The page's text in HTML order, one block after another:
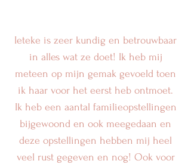
Ieteke is zeer kundig en betrouwbaar
in alles wat ze doet! Ik heb mij
meteen op mijn gemak gevoeld toen
ik haar voor het eerst heb ontmoet.
Ik heb een aantal familieopstellingen
bijgewoond en ook meegedaan en
deze opstellingen hebben mij heel
veel rust gegeven en nog! Ook voor